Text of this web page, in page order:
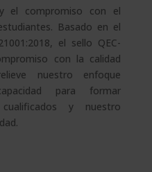
el compromiso con el
Basado en el
el sello QEC-
con la calidad
nuestro enfoque
para formar
y nuestro